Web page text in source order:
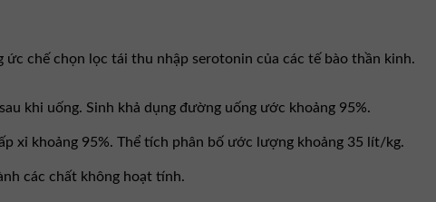
chế chọn lọc tái thu nhập serotonin của các tế bào thần kinh.
khi uống. Sinh khả dụng đường uống ước khoảng 95%.
xỉ khoảng 95%. Thể tích phân bố ước lượng khoảng 35 lít/kg.
các chất không hoạt tính.